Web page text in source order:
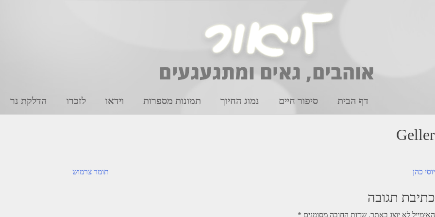
דף הבית סיפור חיים נמוג החיוך תמונות מספרות וידאו לזכרו הדלקת נר
Geller
ניווט תומר צרמוש יוסי כהן
כתיבת תגובה
האימייל לא יוצג באתר. שדות החובה מסומנים *